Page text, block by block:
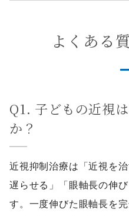
よくある
Q1. 子どもの近視
か？
近視抑制治療は「近視を
遅らせる」「眼軸長の伸
す。一度伸びた眼軸長を